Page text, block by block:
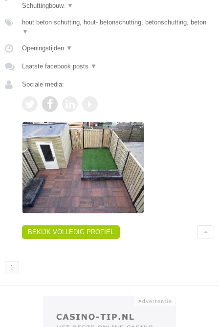
Schuttingbouw. ▼
hout beton schutting, hout- betonschutting, betonschutting, beton
▼
Openingstijden ▼
Laatste facebook posts ▼
Sociale media:
BEKIJK VOLLEDIG PROFIEL
1